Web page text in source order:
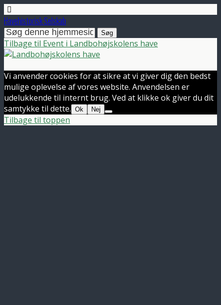
Havehistorisk Selskab
Tilbage til Event i Landbohøjskolens have
Vi anvender cookies for at sikre at vi giver dig den bedst
mulige oplevelse af vores website. Anvendelsen er
udelukkende til internt brug. Ved at klikke ok giver du dit
samtykke til dette. Ok Nej
Tilbage til toppen